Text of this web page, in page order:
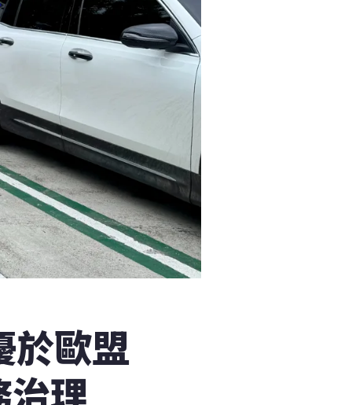
於歐盟
治理